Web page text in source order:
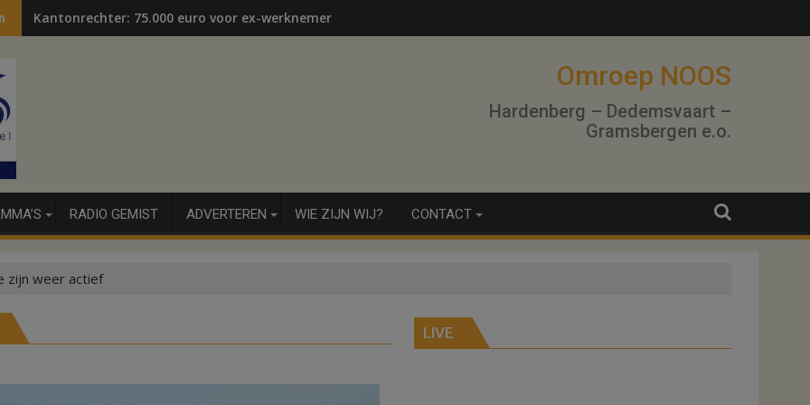
Kantonrechter: 75.000 euro voor ex-werknemers
Omroep NOOS
Hardenberg – Dedemsvaart –
Gramsbergen e.o.
RADIO GEMIST ADVERTEREN WIE ZIJN WIJ? CONTACT
zijn weer actief
LIVE